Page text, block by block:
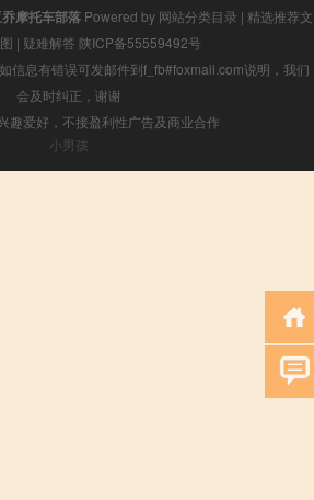
摩托车部落Powered by 网站分类目录 | 精选推荐文
| 疑难解答 陕ICP备55559492号
信息有错误可发邮件到f_fb#foxmail.com说明，我们
会及时纠正，谢谢
趣爱好，不接盈利性广告及商业合作
小男孩